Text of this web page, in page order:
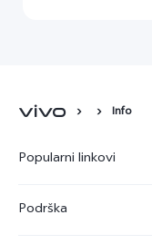
Info
Popularni linkovi
Podrška